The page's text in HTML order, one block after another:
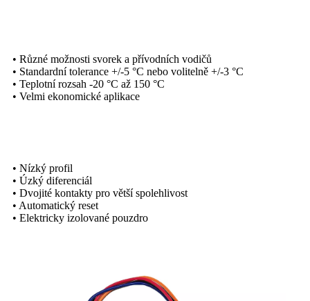
• Různé možnosti svorek a přívodních vodičů
• Standardní tolerance +/-5 °C nebo volitelně +/-3 °C
• Teplotní rozsah -20 °C až 150 °C
• Velmi ekonomické aplikace
• Nízký profil
• Úzký diferenciál
• Dvojité kontakty pro větší spolehlivost
• Automatický reset
• Elektricky izolované pouzdro